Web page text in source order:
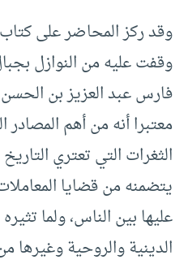
وقد ركز المحاضر على كتاب
وقفت عليه من النوازل
معتبرا أنه من أهم
الثغرات التي تعتري
يتضمنه من قضايا
عليها بين الناس، ولما
الدينية والروحية وغيرها